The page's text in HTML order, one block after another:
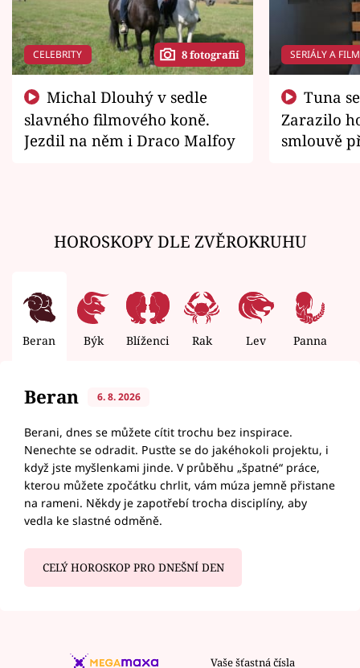
CELEBRITY 8 fotografií
slavného filmového koně.
Jezdil na něm i Draco Malfoy
SERIÁLY A
Zarazilo
smlouvě
HOROSKOPY DLE ZVĚROKRUHU
Beran Býk Blíženci Rak Lev Panna
Beran 6. 8. 2026
Berani, dnes se můžete cítit trochu bez inspirace.
Nenechte se odradit. Pusťte se do jakéhokoli projektu, i
když jste myšlenkami jinde. V průběhu „špatné“ práce,
kterou můžete zpočátku chrlit, vám múza jemně přistane
na rameni. Někdy je zapotřebí trocha disciplíny, aby
vedla ke slastné odměně.
CELÝ HOROSKOP PRO DNEŠNÍ DEN
Vaše šťastná čísla